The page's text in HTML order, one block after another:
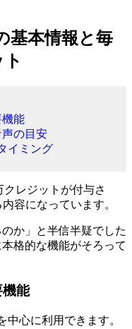
基本情報と毎
能
の目安
イミング
クレジットが付与さ
容になっています。
か」と半信半疑でした
格的な機能がそろって
能
心に利用できます。